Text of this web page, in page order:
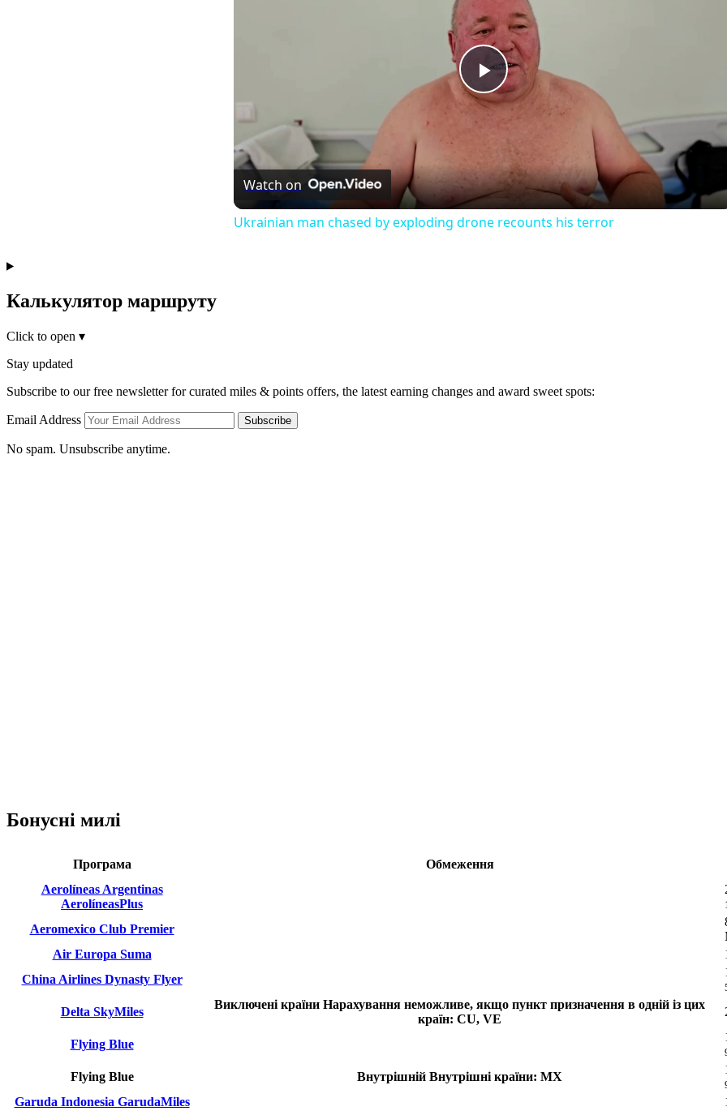
Play
Video
Watch on
Ukrainian man chased by exploding drone recounts his terror
Калькулятор маршруту
Click to open ▾
Stay updated
Subscribe to our free newsletter for curated miles & points offers, the latest earning changes and award sweet spots:
Email Address Subscribe
No spam. Unsubscribe anytime.
Бонусні милі
Програма Обмеження
Aerolíneas Argentinas
AerolíneasPlus
Aeromexico Club Premier
Air Europa Suma
China Airlines Dynasty Flyer
Delta SkyMiles
Виключені країни Нарахування неможливе, якщо пункт призначення в одній із цих
країн: CU, VE
Flying Blue
Flying Blue Внутрішній Внутрішні країни: MX
Garuda Indonesia GarudaMiles